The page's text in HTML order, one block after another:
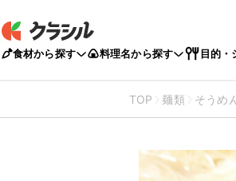
食材から探す 料理名から探す 目的・
TOP 麺類 そうめ